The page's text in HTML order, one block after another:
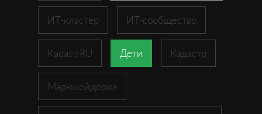
ИТ-кластер ИТ-сообщество
KadastrRU Дети Кадастр
Маркшейдерия